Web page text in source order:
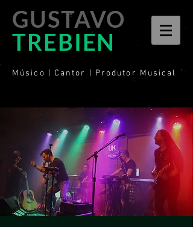
GUSTAVO
TREBIEN
Músico | Cantor | Produtor Musical